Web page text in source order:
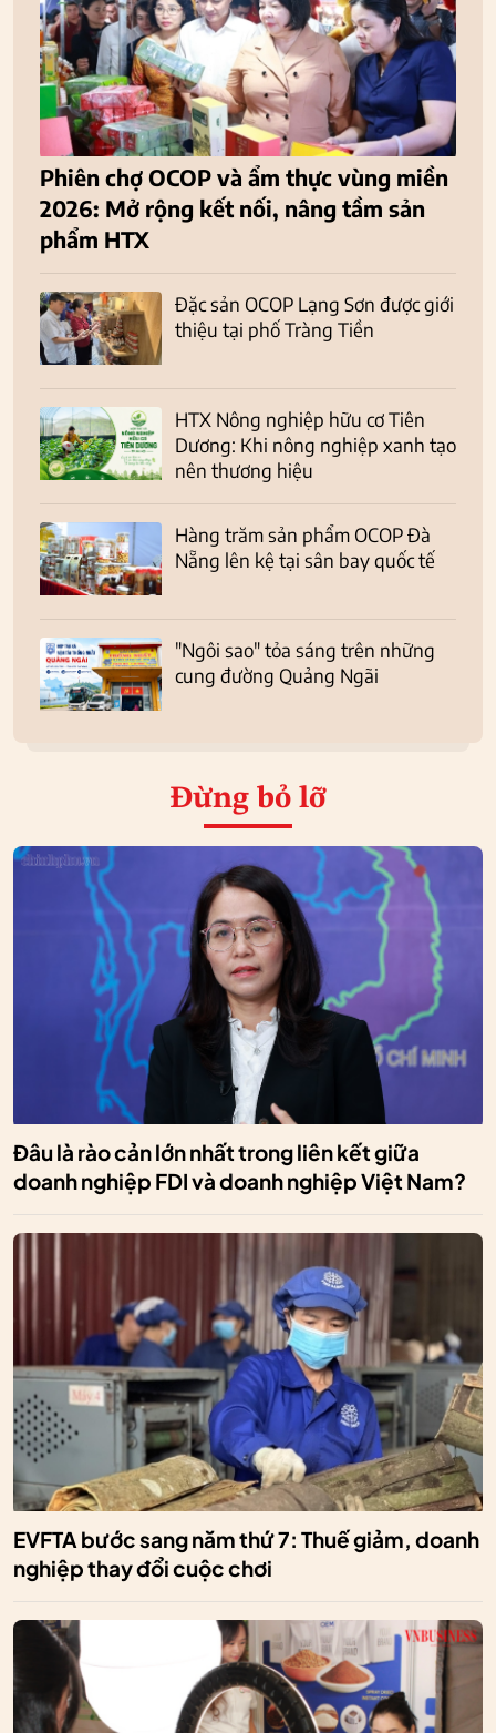
Phiên chợ OCOP và ẩm thực vùng miền
2026: Mở rộng kết nối, nâng tầm sản
phẩm HTX
Đặc sản OCOP Lạng Sơn được giới
thiệu tại phố Tràng Tiền
HTX Nông nghiệp hữu cơ Tiên
Dương: Khi nông nghiệp xanh tạo
nên thương hiệu
Hàng trăm sản phẩm OCOP Đà
Nẵng lên kệ tại sân bay quốc tế
"Ngôi sao" tỏa sáng trên những
cung đường Quảng Ngãi
Đừng bỏ lỡ
Đâu là rào cản lớn nhất trong liên kết giữa
doanh nghiệp FDI và doanh nghiệp Việt Nam?
EVFTA bước sang năm thứ 7: Thuế giảm, doanh
nghiệp thay đổi cuộc chơi